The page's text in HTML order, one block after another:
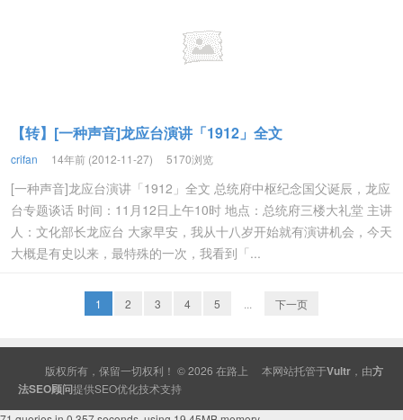
【转】[一种声音]龙应台演讲「1912」全文
crifan 14年前 (2012-11-27) 5170浏览
[一种声音]龙应台演讲「1912」全文 总统府中枢纪念国父诞辰，龙应
台专题谈话 时间：11月12日上午10时 地点：总统府三楼大礼堂 主讲
人：文化部长龙应台 大家早安，我从十八岁开始就有演讲机会，今天
大概是有史以来，最特殊的一次，我看到「...
1 2 3 4 5 下一页
版权所有，保留一切权利！ © 2026 在路上 本网站托管于Vultr ，由方
法SEO顾问提供SEO优化技术支持